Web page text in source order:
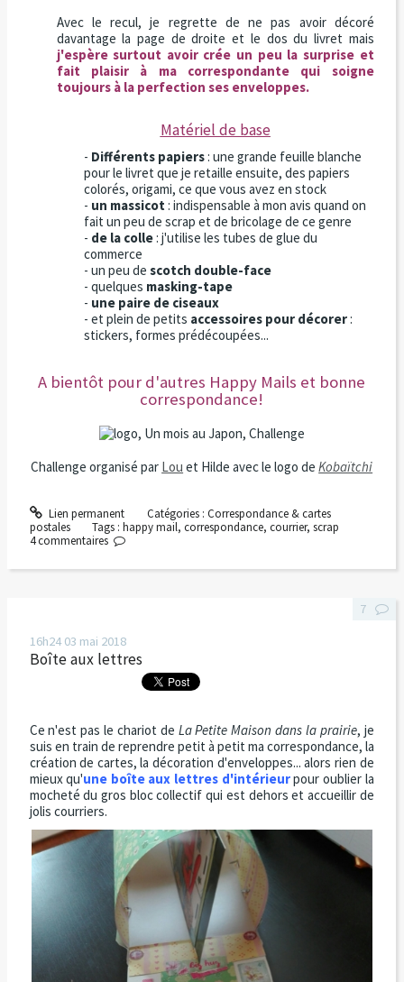
Avec le recul, je regrette de ne pas avoir décoré
davantage la page de droite et le dos du livret mais
j'espère surtout avoir crée un peu la surprise et
fait plaisir à ma correspondante qui soigne
toujours à la perfection ses enveloppes.
Matériel de base
- Différents papiers: une grande feuille blanche
pour le livret que je retaille ensuite, des papiers
colorés, origami, ce que vous avez en stock
- un massicot : indispensable à mon avis quand on
fait un peu de scrap et de bricolage de ce genre
- de la colle: j'utilise les tubes de glue du
commerce
- un peu de scotch double-face
- quelques masking-tape
- une paire de ciseaux
- et plein de petits accessoires pour décorer:
stickers, formes prédécoupées...
A bientôt pour d'autres Happy Mails et bonne
correspondance!
Challenge organisé par Lou et Hilde avec le logo deKobaïtchi
Lien permanent Catégories : Correspondance & cartes
postales
Tags :happy mail,correspondance,courrier,scrap
4 commentaires
16h24 03 mai 2018
Boîte aux lettres
Ce n'est pas le chariot de La Petite Maison dans la prairie, je
suis en train de reprendre petit à petit ma correspondance, la
création de cartes, la décoration d'enveloppes... alors rien de
mieux qu'une boîte aux lettres d'intérieurpour oublier la
mocheté du gros bloc collectif qui est dehors et accueillir de
jolis courriers.
7